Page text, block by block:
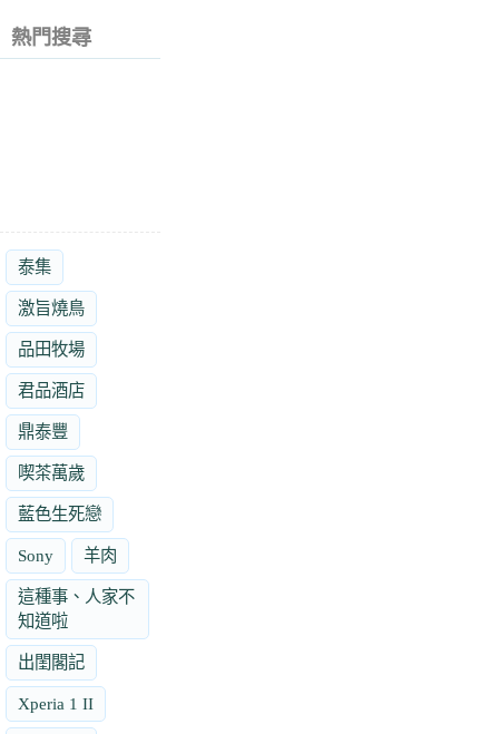
熱門搜尋
泰集
激旨燒鳥
品田牧場
君品酒店
鼎泰豐
喫茶萬歲
藍色生死戀
Sony 羊肉
這種事、人家不
知道啦
出閨閣記
Xperia 1 II